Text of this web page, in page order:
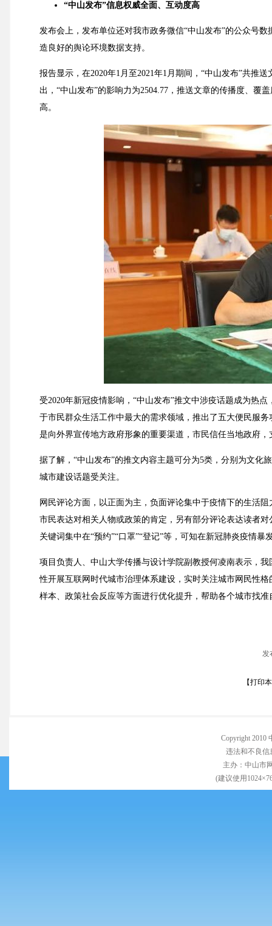
“中山发布”信息权威全面、互动度高
发布会上，发布单位还对我市政务微信“中山发布”的公众号
造良好的舆论环境数据支持。
报告显示，在2020年1月至2021年1月期间，“中山发布”共推
出，“中山发布”的影响力为2504.77，推送文章的传播度、覆
高。
受2020年新冠疫情影响，“中山发布”推文中涉疫话题成为热
于市民群众生活工作中最大的需求领域，推出了五大便民服
是向外界宣传地方政府形象的重要渠道，市民信任当地政府
据了解，“中山发布”的推文内容主题可分为5类，分别为文化
城市建设话题受关注。
网民评论方面，以正面为主，负面评论集中于疫情下的生活
市民表达对相关人物或政策的肯定，另有部分评论表达读者
关键词集中在“预约”“口罩”“登记”等，可知在新冠肺炎疫情
项目负责人、中山大学传播与设计学院副教授何凌南表示，
性开展互联网时代城市治理体系建设，实时关注城市网民性
样本、政策社会反应等方面进行优化提升，帮助各个城市找
发
【打印
Copyright 2010
违法和不良信
主办：中山市
(建议使用